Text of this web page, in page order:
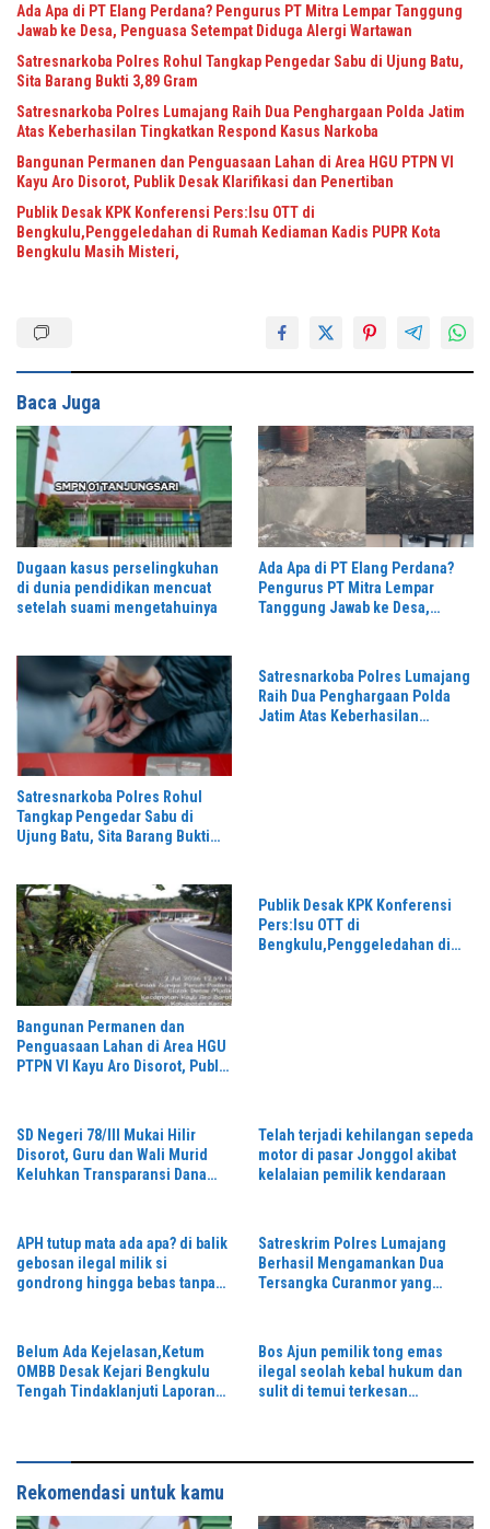
Ada Apa di PT Elang Perdana? Pengurus PT Mitra Lempar Tanggung
Jawab ke Desa, Penguasa Setempat Diduga Alergi Wartawan
Satresnarkoba Polres Rohul Tangkap Pengedar Sabu di Ujung Batu,
Sita Barang Bukti 3,89 Gram
Satresnarkoba Polres Lumajang Raih Dua Penghargaan Polda Jatim
Atas Keberhasilan Tingkatkan Respond Kasus Narkoba
Bangunan Permanen dan Penguasaan Lahan di Area HGU PTPN VI
Kayu Aro Disorot, Publik Desak Klarifikasi dan Penertiban
Publik Desak KPK Konferensi Pers:Isu OTT di
Bengkulu,Penggeledahan di Rumah Kediaman Kadis PUPR Kota
Bengkulu Masih Misteri,
Baca Juga
Dugaan kasus perselingkuhan
di dunia pendidikan mencuat
setelah suami mengetahuinya
Ada Apa di PT Elang Perdana?
Pengurus PT Mitra Lempar
Tanggung Jawab ke Desa,
Satresnarkoba Polres Rohul
Tangkap Pengedar Sabu di
Ujung Batu, Sita Barang Bukti
Satresnarkoba Polres Lumajang
Raih Dua Penghargaan Polda
Jatim Atas Keberhasilan
Bangunan Permanen dan
Penguasaan Lahan di Area HGU
PTPN VI Kayu Aro Disorot, Publik
Publik Desak KPK Konferensi
Pers:Isu OTT di
Bengkulu,Penggeledahan di
SD Negeri 78/III Mukai Hilir
Disorot, Guru dan Wali Murid
Keluhkan Transparansi Dana
Telah terjadi kehilangan sepeda
motor di pasar Jonggol akibat
kelalaian pemilik kendaraan
APH tutup mata ada apa? di balik
gebosan ilegal milik si
gondrong hingga bebas tanpa
Satreskrim Polres Lumajang
Berhasil Mengamankan Dua
Tersangka Curanmor yang
Belum Ada Kejelasan,Ketum
OMBB Desak Kejari Bengkulu
Tengah Tindaklanjuti Laporan
Bos Ajun pemilik tong emas
ilegal seolah kebal hukum dan
sulit di temui terkesan
Rekomendasi untuk kamu